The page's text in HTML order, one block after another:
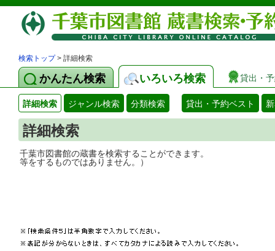
検索トップ> 詳細検索
かんたん検索 いろいろ検索 貸出・
詳細検索 ジャンル検索 分類検索 貸出・予約ベスト
詳細検索
千葉市図書館の蔵書を検索することがで
等をするものではありません。）